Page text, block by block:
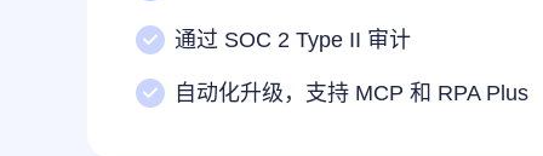
通过 SOC 2 Type II 审计
自动化升级，支持 MCP 和 RPA Plus